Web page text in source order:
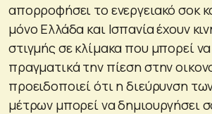
απορροφήσει το ενεργειακό σοκ
μόνο Ελλάδα και Ισπανία έχουν
στιγμής σε κλίμακα που μπορεί να
πραγματικά την πίεση στην
προειδοποιεί ότι η διεύρυνση
μέτρων μπορεί να δημιουργήσει